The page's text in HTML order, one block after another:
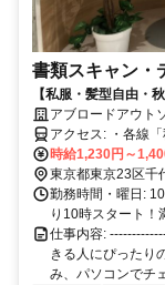
書類スキャン・
【私服・髪型自由・
｜未経験OK｜20〜
アブロードアウト
アクセス: ・各線「秋葉原駅」より徒歩9分 ・都営新宿線「岩本町
駅」より徒歩5分
ロ日比谷線「小伝
時給1,230円～
東京都東京23区千
勤務時間・曜日:
り10時スタート！
仕事内容:
きる人にぴったり
み、パソコンでチ